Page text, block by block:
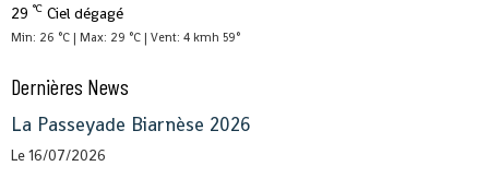
29 °C Ciel dégagé
Min: 26 °C | Max: 29 °C | Vent: 4 kmh 59°
Dernières News
La Passeyade Biarnèse 2026
Le 16/07/2026